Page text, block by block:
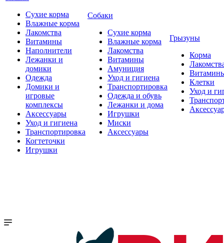
Сухие корма
Влажные корма
Лакомства
Витамины
Наполнители
Лежанки и
домики
Одежда
Домики и
игровые
комплексы
Аксессуары
Уход и гигиена
Транспортировка
Когтеточки
Игрушки
Собаки
Сухие корма
Влажные корма
Лакомства
Витамины
Амуниция
Уход и гигиена
Транспортировка
Одежда и обувь
Лежанки и дома
Игрушки
Миски
Аксессуары
Грызуны
Корма
Клетки
Уход и